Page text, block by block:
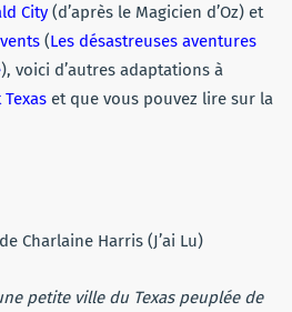
City (d’après le Magicien d’Oz) et
(Les désastreuses aventures
), voici d’autres adaptations à
et que vous pouvez lire sur la
de Charlaine Harris (J’ai Lu)
petite ville du Texas peuplée de